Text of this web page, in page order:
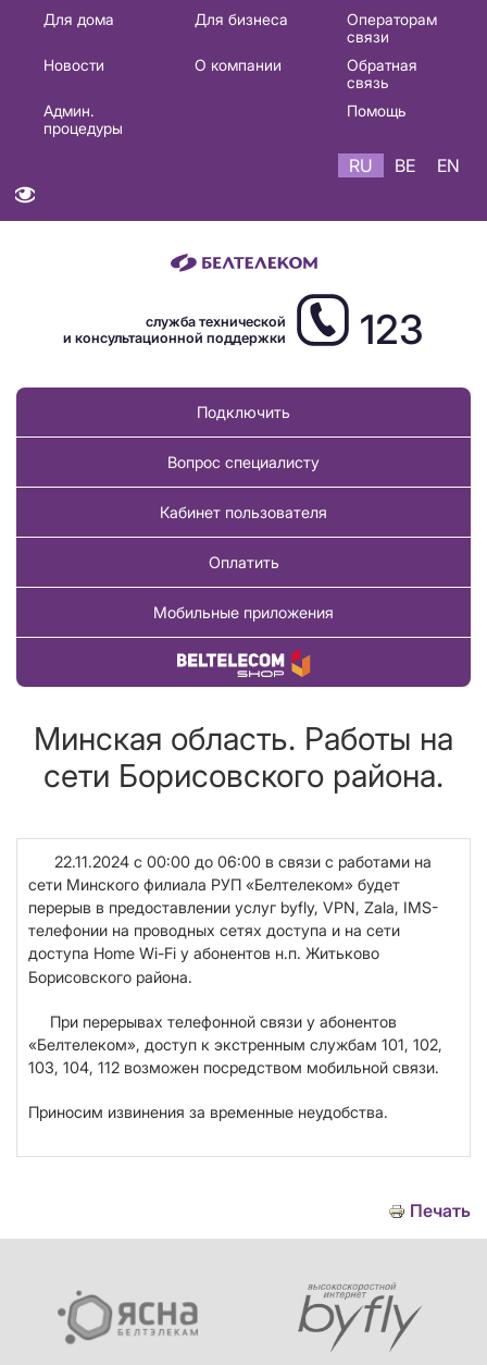
Основная
навигация
Для дома Для бизнеса
Операторам
связи
Новости
О компании
Обратная
связь
Админ.
процедуры
Помощь
RU BE EN
служба технической
и консультационной поддержки
123
Подключить
Вопрос специалисту
Кабинет пользователя
Оплатить
Мобильные приложения
Купить товар
Минская область. Работы на
сети Борисовского района.
22.11.2024 с 00:00 до 06:00 в связи с работами на
сети Минского филиала РУП «Белтелеком» будет
перерыв в предоставлении услуг byfly, VPN, Zala, IMS-
телефонии на проводных сетях доступа и на сети
доступа Home Wi-Fi у абонентов н.п. Житьково
Борисовского района.
При перерывах телефонной связи у абонентов
«Белтелеком», доступ к экстренным службам 101, 102,
103, 104, 112 возможен посредством мобильной связи.
Приносим извинения за временные неудобства.
Печать